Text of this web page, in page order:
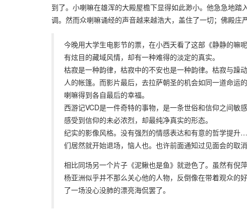
到了。小喇嘛在雄浑的大殿屋檐下显得如此渺小。他急急地
调。然而众喇嘛诵经的声音越来越浩大，盖住了一切；佛殿庄
今晚用大学生电影节的票，在小西天看了这部《静静的嘛
有炫目的藏域风情，却有一种难得的淡定的真实。
枯寂是一种韵律，枯寂中的不安也是一种韵律。枯寂与躁
人的帐篷。而影片最后，去拉萨朝圣的机会如同一道命运
喇嘛得到各自最后的幸福。
西游记VCD是一件奇特的事物，是一条世俗和信仰之间敏
感受到信仰的未必浓烈，却最纯净真实的形态。
纪实的影像风格。没有强烈的情感表达和有意的哲学提
们居然就开始退场，恼人也。也许前面通知过见面会的取
相比同场另一个片子《泥鳅也是鱼》就逊色了。虽然有倪
杨亚洲似乎并不那么关心他的人物，反倒像在带着观众的
了一场没心没肺的漂亮海侃罢了。